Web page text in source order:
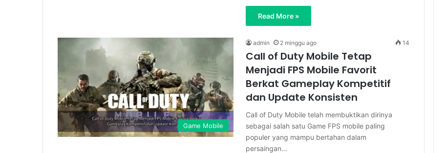
Read More »
Game Mobile
admin 2 minggu ago 14
Call of Duty Mobile Tetap
Menjadi FPS Mobile Favorit
Berkat Gameplay Kompetitif
dan Update Konsisten
Call of Duty Mobile telah membuktikan dirinya
sebagai salah satu Game FPS mobile paling
populer yang mampu bertahan dalam
persaingan…